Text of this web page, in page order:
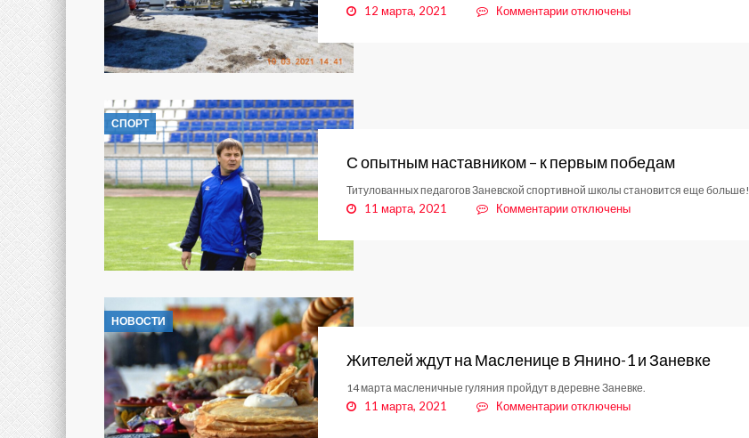
12 марта, 2021 Комментариикотключены
СПОРТ
С опытным наставником – к первым победам
Титулованных педагогов Заневской спортивной школы становится еще больше!
11 марта, 2021 Комментариикотключены
НОВОСТИ
Жителей ждут на Масленице в Янино-1 и Заневке
14 марта масленичные гуляния пройдут в деревне Заневке.
11 марта, 2021 Комментариикотключены